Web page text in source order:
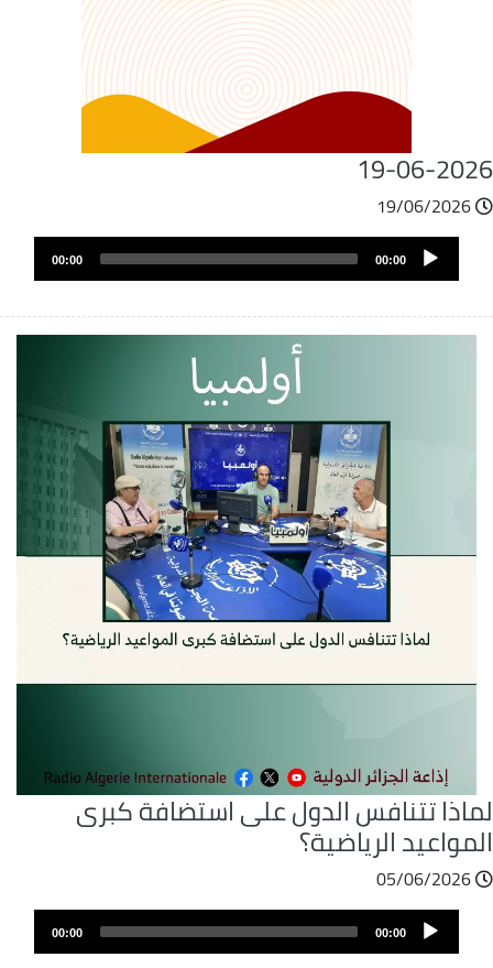
19-06-
19/06/2026
ملفAudio
Player
00:00
00:00
تتنافس الدول على استضافة كبرى
الرياضية؟
05/06/2026
ملفAudio
Player
00:00
00:00